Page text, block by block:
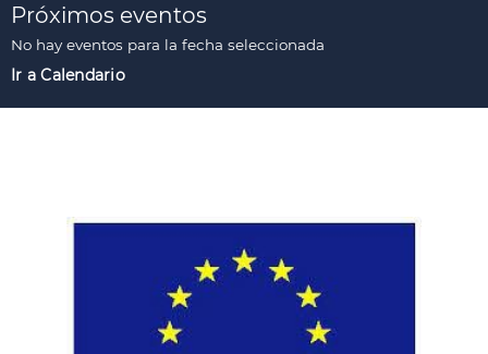
Próximos eventos
No hay eventos para la fecha seleccionada
Ir a Calendario